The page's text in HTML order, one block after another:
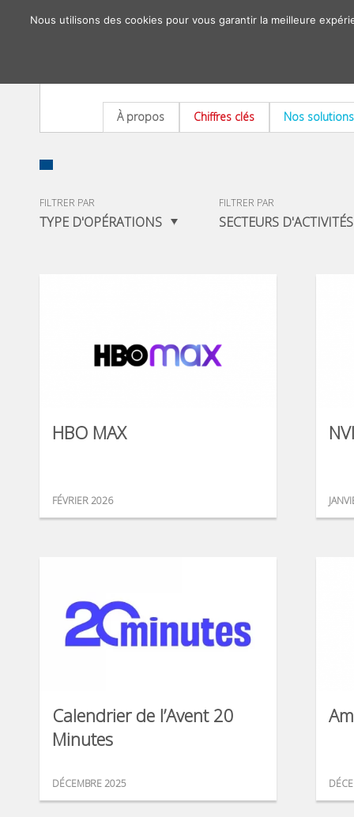
À propos Chiffres clés Nos solutions
FILTRER PAR
TYPE D'OPÉRATIONS
FILTRER PAR
SECTEURS D'ACTIVITÉS
HBO MAX
FÉVRIER 2026
Calendrier de l’Avent 20
Minutes
DÉCEMBRE 2025
Nous utilisons des cookies pour vous garantir la meilleure